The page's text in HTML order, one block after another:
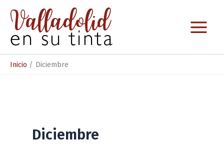
contenido
Inicio Diciembre
Diciembre